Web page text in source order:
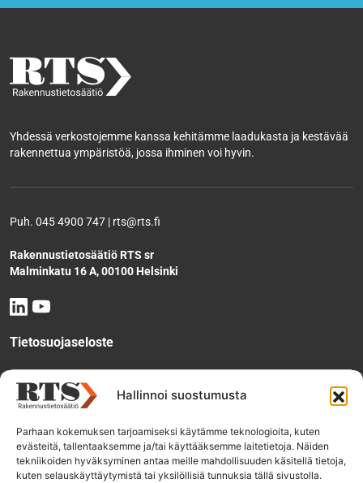
Hallinnoi suostumusta
Parhaan kokemuksen tarjoamiseksi käytämme teknologioita, kuten
evästeitä, tallentaaksemme ja/tai käyttääksemme laitetietoja. Näiden
tekniikoiden hyväksyminen antaa meille mahdollisuuden käsitellä tietoja,
kuten selauskäyttäytymistä tai yksilöllisiä tunnuksia tällä sivustolla.
Yhdessä verkostojemme kanssa kehitämme laadukasta ja kestävää
rakennettua ympäristöä, jossa ihminen voi hyvin.
Puh. 045 4900 747 | rts@rts.fi
Rakennustietosäätiö RTS sr
Malminkatu 16 A, 00100 Helsinki
Tietosuojaseloste
Tee käyttölupahakemus
Tilaa uutiskirje